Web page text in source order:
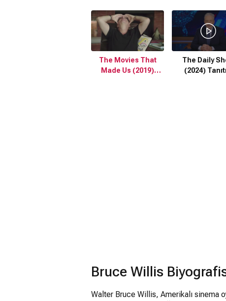
The Movies That
Made Us (2019)
The Daily
(2024)
Bruce Willis
Walter Bruce Willis, Amerikalı sinema